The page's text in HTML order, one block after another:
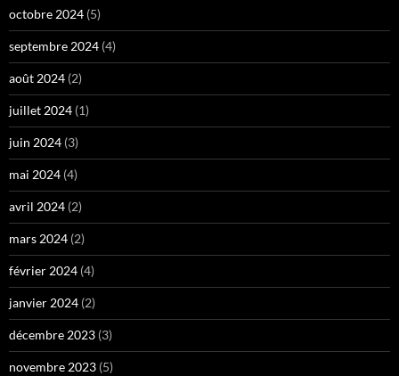
octobre 2024 (5)
septembre 2024 (4)
août 2024 (2)
juillet 2024 (1)
juin 2024 (3)
mai 2024 (4)
avril 2024 (2)
mars 2024 (2)
février 2024 (4)
janvier 2024 (2)
décembre 2023 (3)
novembre 2023 (5)